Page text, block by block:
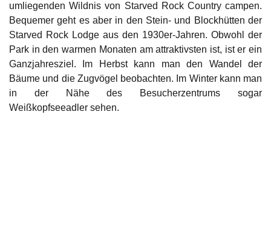
umliegenden Wildnis von Starved Rock Country campen.
Bequemer geht es aber in den Stein- und Blockhütten der
Starved Rock Lodge aus den 1930er-Jahren. Obwohl der
Park in den warmen Monaten am attraktivsten ist, ist er ein
Ganzjahresziel. Im Herbst kann man den Wandel der
Bäume und die Zugvögel beobachten. Im Winter kann man
in der Nähe des Besucherzentrums sogar
Weißkopfseeadler sehen.